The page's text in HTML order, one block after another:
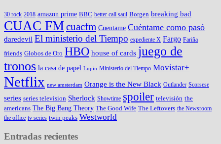
30 rock 2018 amazon prime BBC better call saul Borgen breaking bad
CUAC FMcuacfm Cuentame Cuéntame como pasó
daredevil El ministerio del Tiempo expediente X Fargo Fariña
friends Globos de Oro HBO house of cards juego de
tronos la casa de papel Lupin Ministerio del Tiempo Movistar+
Netflix new amsterdam Orange is the New Black Outlander Scorsese
series series television Sherlock Showtime spoiler televisión the
americans The Big Bang Theory The Good Wife The Leftovers the Newsroom
the office tv series twin peaks Westworld
Entradas recientes